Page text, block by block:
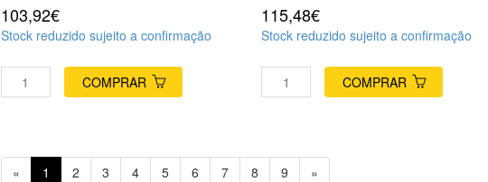
103,92€
Stock reduzido sujeito a confirmação
COMPRAR
115,48€
Stock reduzido sujeito a confirmação
COMPRAR
« 1 2 3 4 5 6 7 8 9 »